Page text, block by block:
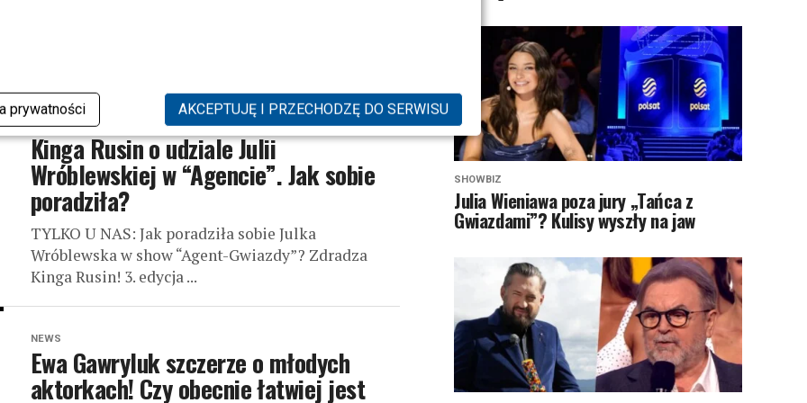
prywatności AKCEPTUJĘ I PRZECHODZĘ DO SERWISU
NEWS
Kinga Rusin o udziale Julii
Wróblewskiej w “Agencie”. Jak sobie
poradziła?
TYLKO U NAS: Jak poradziła sobie Julka
Wróblewska w show “Agent-Gwiazdy”? Zdradza
Kinga Rusin! 3. edycja ...
NEWS
Ewa Gawryluk szczerze o młodych
aktorkach! Czy obecnie łatwiej jest
SHOWBIZ
Julia Wieniawa poza jury „Tańca z
Gwiazdami”? Kulisy wyszły na jaw